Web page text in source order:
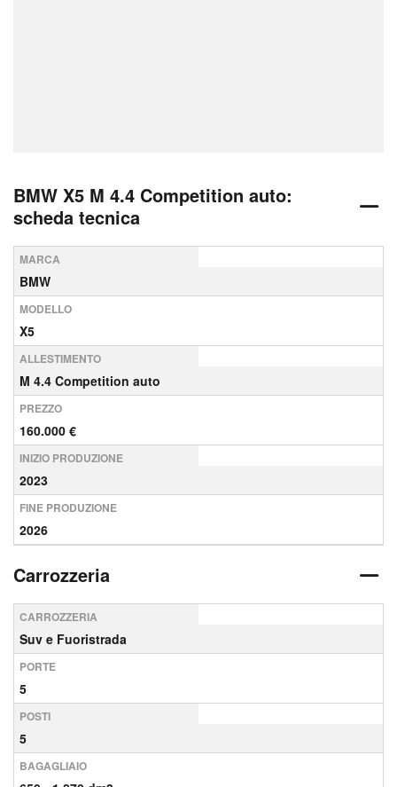
BMW X5 M 4.4 Competition auto:
scheda tecnica
MARCA
BMW
MODELLO
X5
ALLESTIMENTO
M 4.4 Competition auto
PREZZO
160.000 €
INIZIO PRODUZIONE
2023
FINE PRODUZIONE
2026
Carrozzeria
CARROZZERIA
Suv e Fuoristrada
PORTE
5
POSTI
5
BAGAGLIAIO